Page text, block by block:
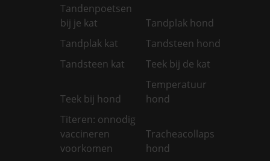
Tandenpoetsen
bij je kat
Tandplak hond
Tandplak kat
Tandsteen hond
Tandsteen kat
Teek bij de kat
Teek bij hond
Temperatuur
hond
Titeren: onnodig
vaccineren
voorkomen
Tracheacollaps
hond